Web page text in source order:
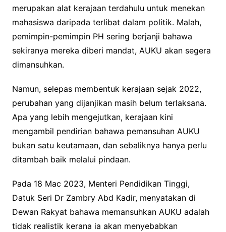
merupakan alat kerajaan terdahulu untuk menekan
mahasiswa daripada terlibat dalam politik. Malah,
pemimpin-pemimpin PH sering berjanji bahawa
sekiranya mereka diberi mandat, AUKU akan segera
dimansuhkan.
Namun, selepas membentuk kerajaan sejak 2022,
perubahan yang dijanjikan masih belum terlaksana.
Apa yang lebih mengejutkan, kerajaan kini
mengambil pendirian bahawa pemansuhan AUKU
bukan satu keutamaan, dan sebaliknya hanya perlu
ditambah baik melalui pindaan.
Pada 18 Mac 2023, Menteri Pendidikan Tinggi,
Datuk Seri Dr Zambry Abd Kadir, menyatakan di
Dewan Rakyat bahawa memansuhkan AUKU adalah
tidak realistik kerana ia akan menyebabkan